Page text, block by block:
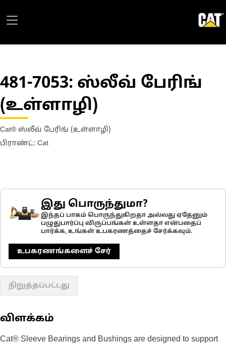
481-7053: ஸ்லீவ் பேரிங்
(உள்ளாழி)
Cat® ஸ்லீவ் பேரிங் (உள்ளாழி)
பிராண்ட்: Cat
இது பொருந்துமா?
இந்தப் பாகம் பொருந்துகிறதா அல்லது ஏதேனும்
பழுதுபார்ப்பு விருப்பங்கள் உள்ளதா என்பதைப்
பார்க்க, உங்கள் உபகரணத்தைச் சேர்க்கவும்.
உபகரணங்களைச் சேர்
நிறுத்தப்பட்டது
விளக்கம்
Cat® Sleeve Bearings and Bushings are designed to support